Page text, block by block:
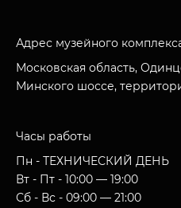
Адрес музейного
Московская область,
Минского шоссе,
Часы работы
Пн - ТЕХНИЧЕСКИЙ ДЕНЬ
Вт - Пт - 10:00 — 19:00
Сб - Вс - 09:00 — 21:00